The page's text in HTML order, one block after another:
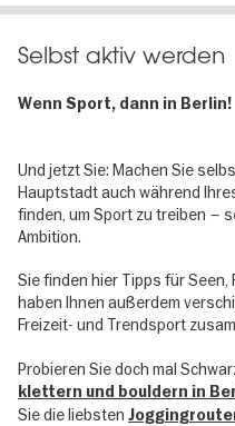
3 Uber Arena in Berlin
Mehr erfahren
4 Max-Schmeling-
Am Falkplatz 1, 10437
Paul-Heyse-Straße 26,
Mehr erfahren
Selbst aktiv werden
Wenn Sport, dann in Berlin!
Und jetzt Sie: Machen Sie
Hauptstadt auch während
finden, um Sport zu treiben –
Ambition.
Sie finden hier Tipps für Seen,
haben Ihnen außerdem
Freizeit- und Trendsport
Probieren Sie doch mal
klettern und bouldern in
Sie die liebsten